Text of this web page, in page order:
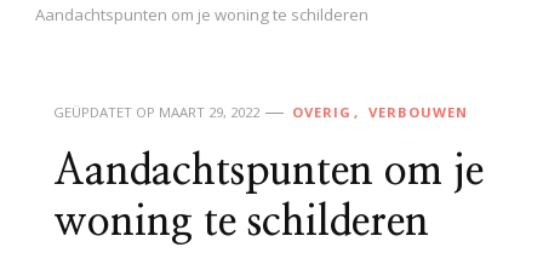
Aandachtspunten om je woning te schilderen
GEÜPDATET OP MAART 29, 2022 OVERIG VERBOUWEN
Aandachtspunten om je
woning te schilderen